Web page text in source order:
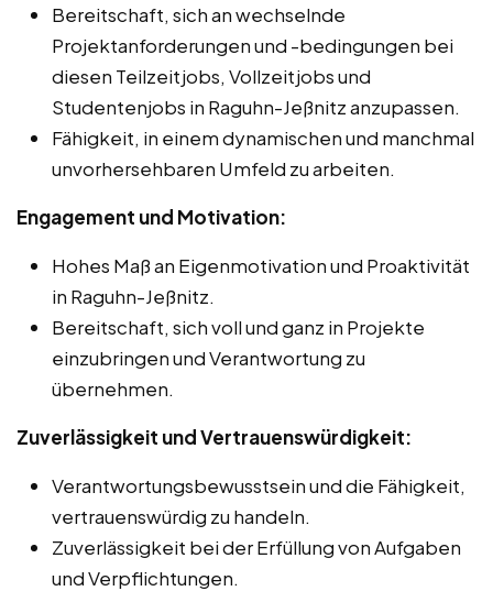
Bereitschaft, sich an wechselnde
Projektanforderungen und -bedingungen bei
diesen Teilzeitjobs, Vollzeitjobs und
Studentenjobs in Raguhn-Jeßnitz anzupassen.
Fähigkeit, in einem dynamischen und manchmal
unvorhersehbaren Umfeld zu arbeiten.
Engagement und Motivation:
Hohes Maß an Eigenmotivation und Proaktivität
in Raguhn-Jeßnitz.
Bereitschaft, sich voll und ganz in Projekte
einzubringen und Verantwortung zu
übernehmen.
Zuverlässigkeit und Vertrauenswürdigkeit:
Verantwortungsbewusstsein und die Fähigkeit,
vertrauenswürdig zu handeln.
Zuverlässigkeit bei der Erfüllung von Aufgaben
und Verpflichtungen.